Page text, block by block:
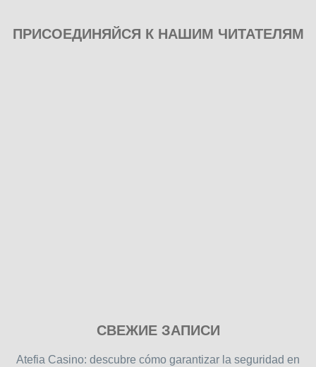
ПРИСОЕДИНЯЙСЯ К НАШИМ ЧИТАТЕЛЯМ
free
СВЕЖИЕ ЗАПИСИ
Atefia Casino: descubre cómo garantizar la seguridad en